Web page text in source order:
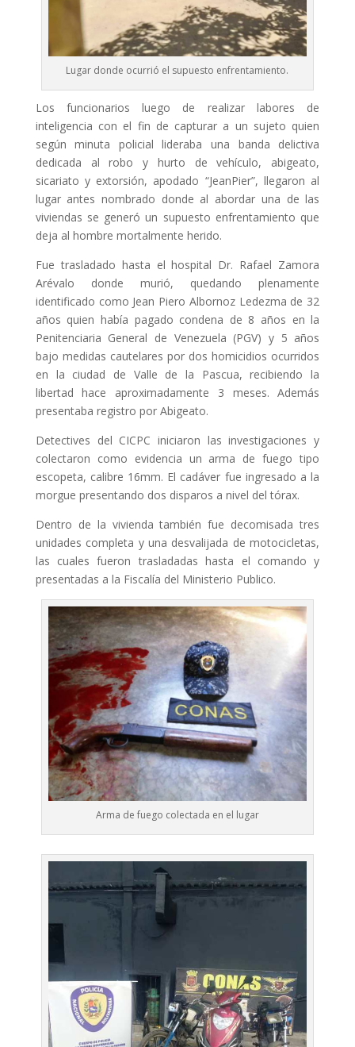
Lugar donde ocurrió el supuesto enfrentamiento.
Los funcionarios luego de realizar labores de
inteligencia con el fin de capturar a un sujeto quien
según minuta policial lideraba una banda delictiva
dedicada al robo y hurto de vehículo, abigeato,
sicariato y extorsión, apodado “JeanPier”, llegaron al
lugar antes nombrado donde al abordar una de las
viviendas se generó un supuesto enfrentamiento que
deja al hombre mortalmente herido.
Fue trasladado hasta el hospital Dr. Rafael Zamora
Arévalo donde murió, quedando plenamente
identificado como Jean Piero Albornoz Ledezma de 32
años quien había pagado condena de 8 años en la
Penitenciaria General de Venezuela (PGV) y 5 años
bajo medidas cautelares por dos homicidios ocurridos
en la ciudad de Valle de la Pascua, recibiendo la
libertad hace aproximadamente 3 meses. Además
presentaba registro por Abigeato.
Detectives del CICPC iniciaron las investigaciones y
colectaron como evidencia un arma de fuego tipo
escopeta, calibre 16mm. El cadáver fue ingresado a la
morgue presentando dos disparos a nivel del tórax.
Dentro de la vivienda también fue decomisada tres
unidades completa y una desvalijada de motocicletas,
las cuales fueron trasladadas hasta el comando y
presentadas a la Fiscalía del Ministerio Publico.
Arma de fuego colectada en el lugar